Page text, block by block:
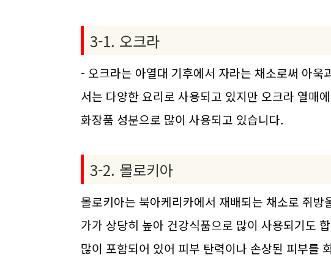
3-1. 오크라
- 오크라는 아열대 기후에서 자라는 채소로써 아욱
서는 다양한 요리로 사용되고 있지만 오크라 열매
화장품 성분으로 많이 사용되고 있습니다.
3-2. 몰로키아
몰로키아는 북아케리카에서 재배되는 채소로 쥐
가가 상당히 높아 건강식품으로 많이 사용되기도
많이 포함되어 있어 피부 탄력이나 손상된 피부를